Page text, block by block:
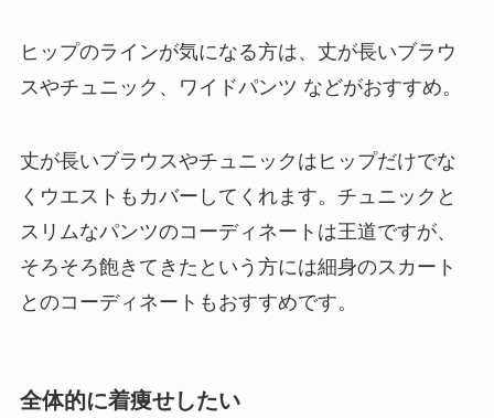
ヒップのラインが気になる方は、丈が長いブラウ
スやチュニック、ワイドパンツ などがおすすめ。
丈が長いブラウスやチュニックはヒップだけでな
くウエストもカバーしてくれます。チュニックと
スリムなパンツのコーディネートは王道ですが、
そろそろ飽きてきたという方には細身のスカート
とのコーディネートもおすすめです。
全体的に着痩せしたい